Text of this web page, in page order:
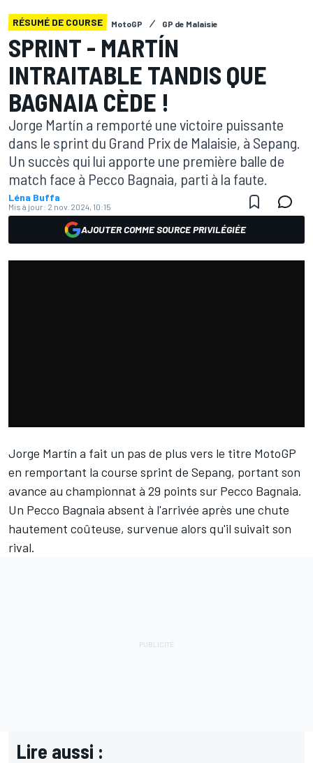
RÉSUMÉ DE COURSE MotoGP GP de Malaisie
SPRINT - MARTÍN
INTRAITABLE TANDIS QUE
BAGNAIA CÈDE !
Jorge Martín a remporté une victoire puissante
dans le sprint du Grand Prix de Malaisie, à Sepang.
Un succès qui lui apporte une première balle de
match face à Pecco Bagnaia, parti à la faute.
Léna Buffa
Mis à jour: 2 nov. 2024, 10:15
AJOUTER COMME SOURCE PRIVILÉGIÉE
Jorge Martín a fait un pas de plus vers le titre MotoGP
en remportant la course sprint de Sepang, portant son
avance au championnat à 29 points sur Pecco Bagnaia.
Un Pecco Bagnaia absent à l'arrivée après une chute
hautement coûteuse, survenue alors qu'il suivait son
rival.
Lire aussi :